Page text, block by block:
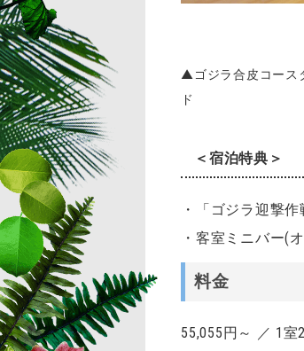
▲ゴジラ合皮コース
ド
＜宿泊特典＞
・「ゴジラ迎撃
・客室ミニバー(
料金
55,055円～ ／ 1